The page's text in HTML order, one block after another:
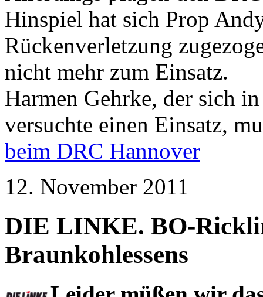
Hinspiel hat sich Prop
Rückenverletzung
nicht mehr zum Einsatz.
Harmen Gehrke, der sich
versuchte einen Einsatz,
beim DRC Hannover
12. November 2011
DIE LINKE. BO-
Braunkohlessens